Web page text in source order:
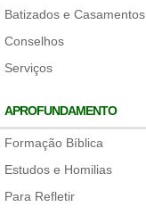
Batizados e Casamentos
Conselhos
Serviços
APROFUNDAMENTO
Formação Bíblica
Estudos e Homilias
Para Refletir